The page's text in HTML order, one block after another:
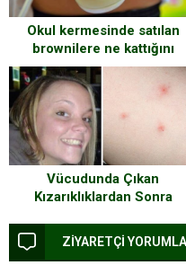
Okul kermesinde satılan
brownilere ne kattığını
duyunca şok olacaksınız!
Vücudunda Çıkan
Kızarıklıklardan Sonra
Kullandığı İlacı Duyunca
Gerçeği Öğrendi
ZİYARETÇİ